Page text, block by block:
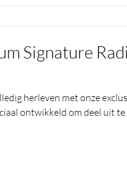
Signature
herleven met onze
ontwikkeld om deel uit te